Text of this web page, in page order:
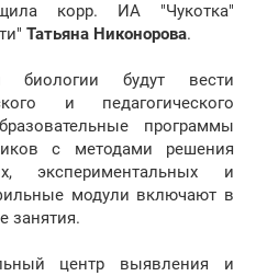
корр. ИА "Чукотка"
Татьяна Никонорова.
будут вести
и педагогического
программы
с методами решения
экспериментальных и
модули включают в
занятия.
центр выявления и